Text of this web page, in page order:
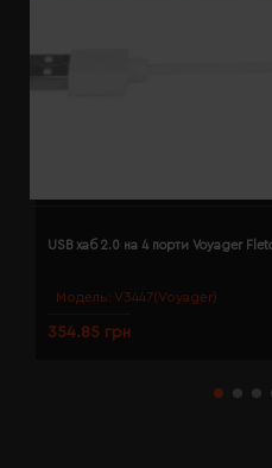
Модель: V3447(Voyager)
USB хаб 2.0 на 4 порти Voyager
354.85 грн